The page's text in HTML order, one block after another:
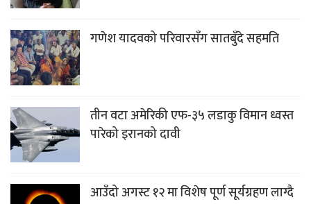
गणेश यादवको परिवारसँग सातबुँदे सहमति
तीन वटा अमेरिकी एफ-३५ लडाकु विमान ध्वस्त
पारेको इरानको दावी
आउँदो अगस्ट १२ मा विशेष पूर्ण सूर्यग्रहण लाग्दै